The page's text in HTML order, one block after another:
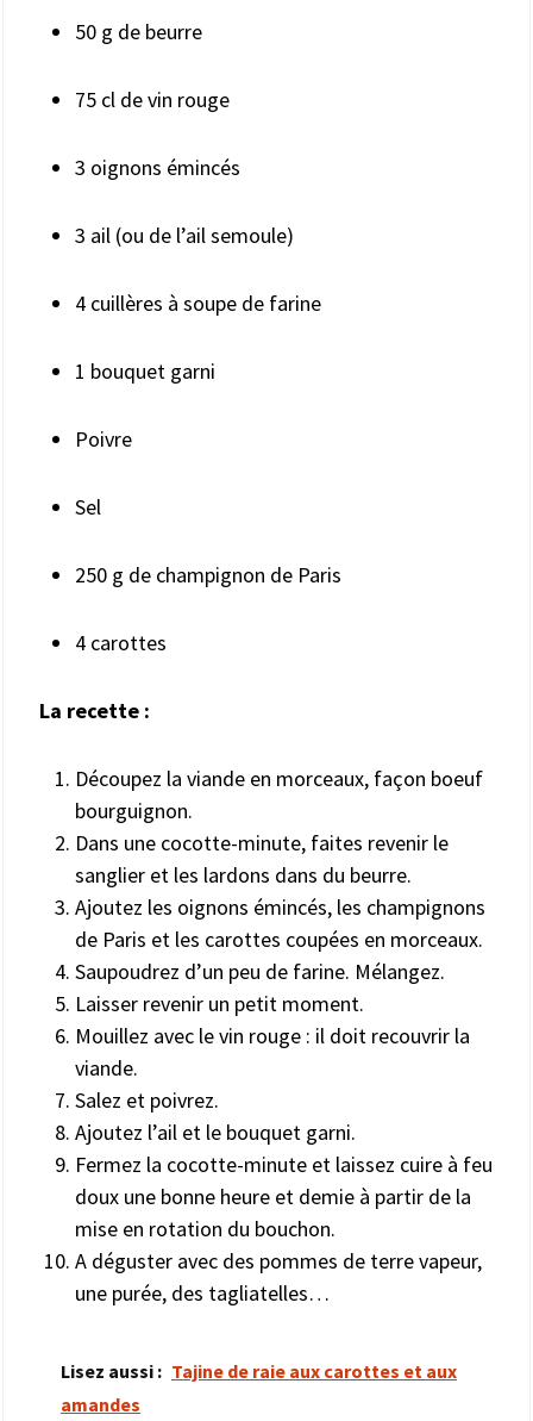
50 g de beurre
75 cl de vin rouge
3 oignons émincés
3 ail (ou de l’ail semoule)
4 cuillères à soupe de farine
1 bouquet garni
Poivre
Sel
250 g de champignon de Paris
4 carottes
La recette :
Découpez la viande en morceaux, façon boeuf
bourguignon.
Dans une cocotte-minute, faites revenir le
sanglier et les lardons dans du beurre.
Ajoutez les oignons émincés, les champignons
de Paris et les carottes coupées en morceaux.
Saupoudrez d’un peu de farine. Mélangez.
Laisser revenir un petit moment.
Mouillez avec le vin rouge : il doit recouvrir la
viande.
Salez et poivrez.
Ajoutez l’ail et le bouquet garni.
Fermez la cocotte-minute et laissez cuire à feu
doux une bonne heure et demie à partir de la
mise en rotation du bouchon.
A déguster avec des pommes de terre vapeur,
une purée, des tagliatelles…
Lisez aussi : Tajine de raie aux carottes et aux
amandes